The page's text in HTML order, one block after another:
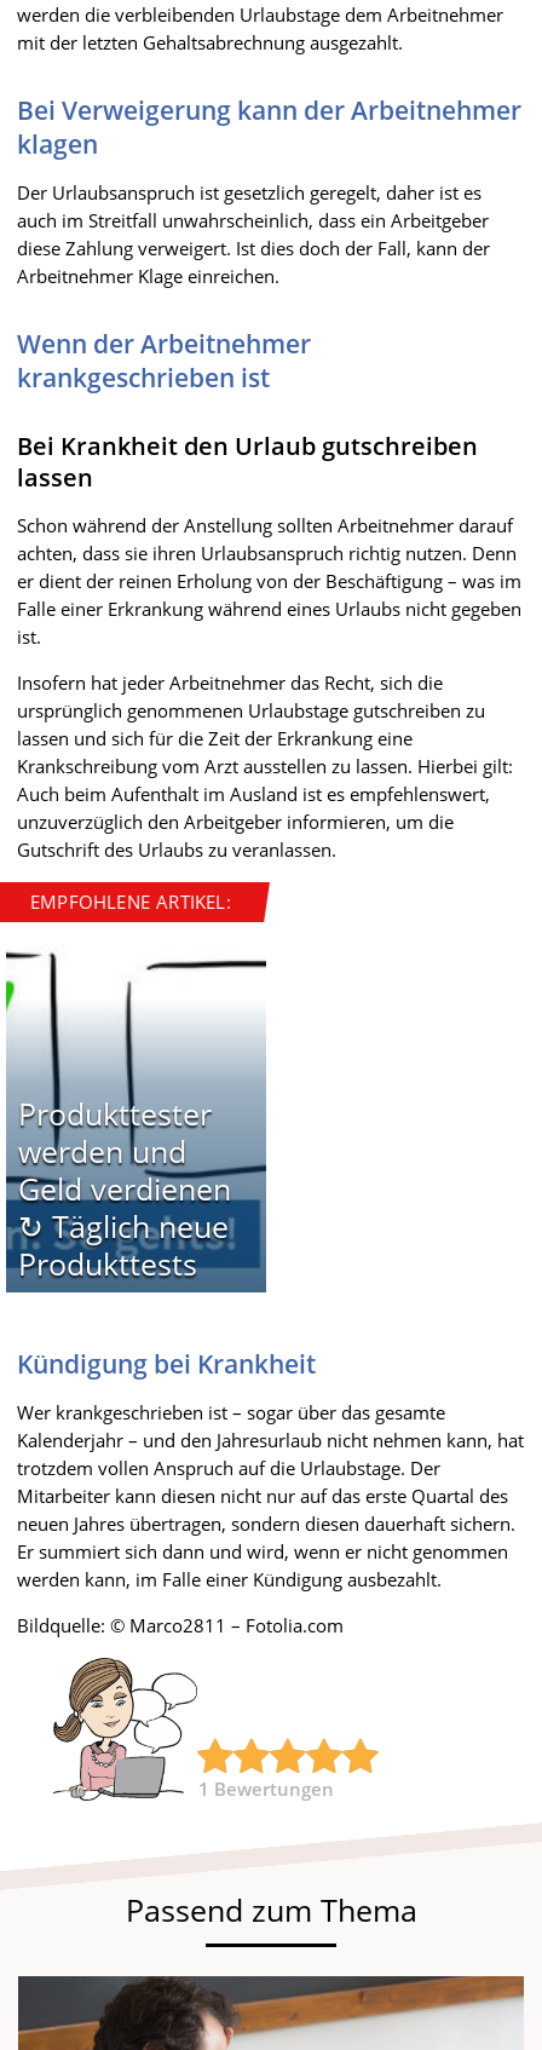
werden die verbleibenden Urlaubstage dem Arbeitnehmer
mit der letzten Gehaltsabrechnung ausgezahlt.
Bei Verweigerung kann der Arbeitnehmer
klagen
Der Urlaubsanspruch ist gesetzlich geregelt, daher ist es
auch im Streitfall unwahrscheinlich, dass ein Arbeitgeber
diese Zahlung verweigert. Ist dies doch der Fall, kann der
Arbeitnehmer Klage einreichen.
Wenn der Arbeitnehmer
krankgeschrieben ist
Bei Krankheit den Urlaub gutschreiben
lassen
Schon während der Anstellung sollten Arbeitnehmer darauf
achten, dass sie ihren Urlaubsanspruch richtig nutzen. Denn
er dient der reinen Erholung von der Beschäftigung – was im
Falle einer Erkrankung während eines Urlaubs nicht gegeben
ist.
Insofern hat jeder Arbeitnehmer das Recht, sich die
ursprünglich genommenen Urlaubstage gutschreiben zu
lassen und sich für die Zeit der Erkrankung eine
Krankschreibung vom Arzt ausstellen zu lassen. Hierbei gilt:
Auch beim Aufenthalt im Ausland ist es empfehlenswert,
unzuverzüglich den Arbeitgeber informieren, um die
Gutschrift des Urlaubs zu veranlassen.
EMPFOHLENE ARTIKEL:
Produkttester
werden und
Geld verdienen
↻ Täglich neue
Produkttests
Kündigung bei Krankheit
Wer krankgeschrieben ist – sogar über das gesamte
Kalenderjahr – und den Jahresurlaub nicht nehmen kann, hat
trotzdem vollen Anspruch auf die Urlaubstage. Der
Mitarbeiter kann diesen nicht nur auf das erste Quartal des
neuen Jahres übertragen, sondern diesen dauerhaft sichern.
Er summiert sich dann und wird, wenn er nicht genommen
werden kann, im Falle einer Kündigung ausbezahlt.
Bildquelle: © Marco2811 – Fotolia.com
1 Bewertungen
Passend zum Thema